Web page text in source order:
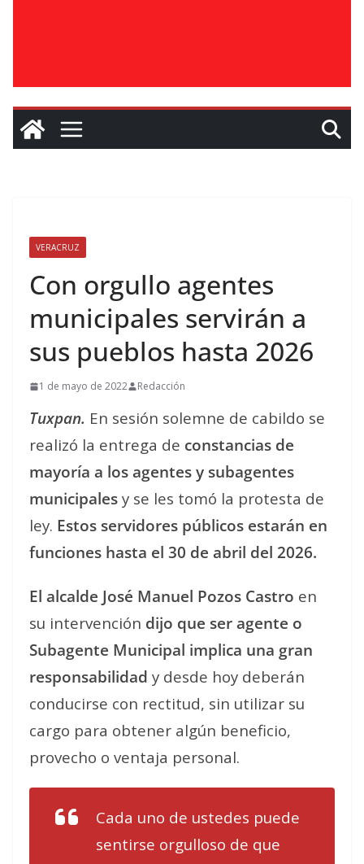
VERACRUZ
Con orgullo agentes
municipales servirán a
sus pueblos hasta 2026
1 de mayo de 2022 Redacción
Tuxpan. En sesión solemne de cabildo se
realizó la entrega de constancias de
mayoría a los agentes y subagentes
municipales y se les tomó la protesta de
ley. Estos servidores públicos estarán en
funciones hasta el 30 de abril del 2026.
El alcalde José Manuel Pozos Castro en
su intervención dijo que ser agente o
Subagente Municipal implica una gran
responsabilidad y desde hoy deberán
conducirse con rectitud, sin utilizar su
cargo para obtener algún beneficio,
provecho o ventaja personal.
Cada uno de ustedes puede
sentirse orgulloso de que